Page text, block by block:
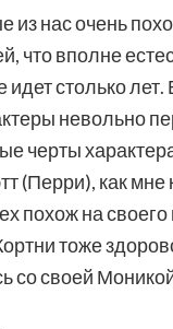
из нас очень
что вполне
идет столько лет.
невольно
черты
(Перри), как мне
похож на
тоже
со своей